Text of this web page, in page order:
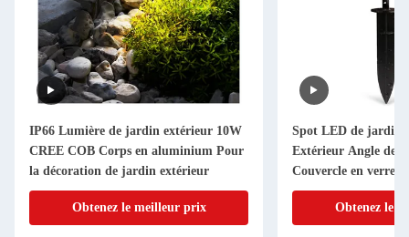
IP66 Lumière de jardin extérieur 10W
CREE COB Corps en aluminium Pour
la décoration de jardin extérieur
Obtenez le meilleur prix
Spot LED de jardin
Extérieur Angle de
Couvercle en verre
Obtenez le